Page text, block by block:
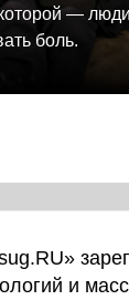
—
боль.
и